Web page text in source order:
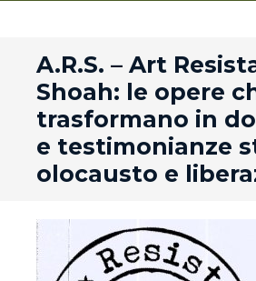
A.R.S. – Art
Shoah: le opere
trasformano in
e testimonianze
olocausto e